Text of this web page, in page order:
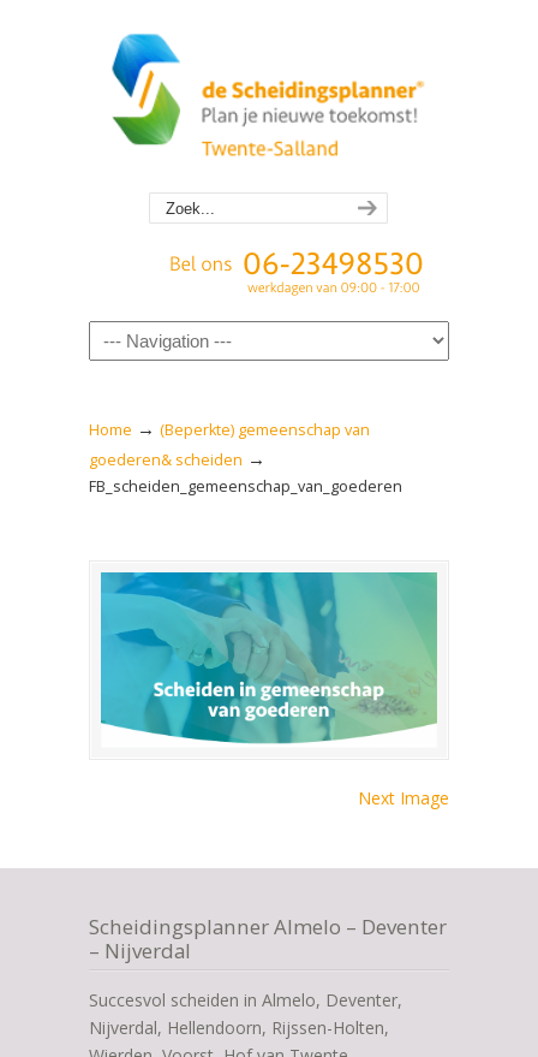
Navigation
Home → (Beperkte) gemeenschap van
goederen& scheiden →
FB_scheiden_gemeenschap_van_goederen
Next Image
Scheidingsplanner Almelo – Deventer
– Nijverdal
Succesvol scheiden in Almelo, Deventer,
Nijverdal, Hellendoorn, Rijssen-Holten,